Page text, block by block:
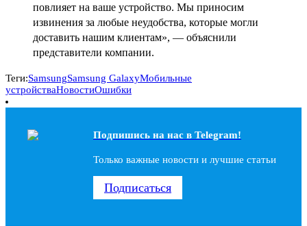
повлияет на ваше устройство. Мы приносим
извинения за любые неудобства, которые могли
доставить нашим клиентам», — объяснили
представители компании.
Теги:SamsungSamsung GalaxyМобильные
устройстваНовостиОшибки
Подпишись на наc в Telegram!
Только важные новости и лучшие статьи
Подписаться